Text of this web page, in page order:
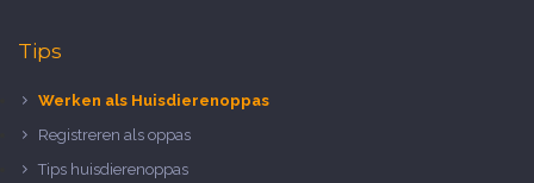
Tips
Werken als Huisdierenoppas
Registreren als oppas
Tips huisdierenoppas